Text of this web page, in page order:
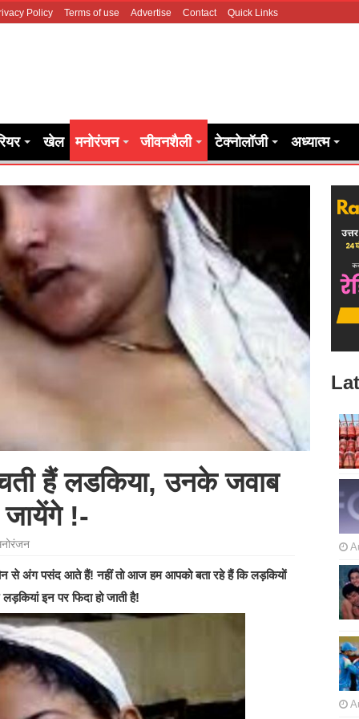
Policy Terms of use Advertise Contact Quick Links
खेल मनोरंजन जीवनशैली टेक्नोलॉजी अध्यात्म
हैं लडकिया, उनके जवाब
!-
से अंग पसंद आते हैं! नहीं तो आज हम आपको बता रहे हैं कि लड़कियों
इन पर फिदा हो जाती है!